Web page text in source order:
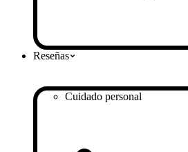
Reseñas
Cuidado personal